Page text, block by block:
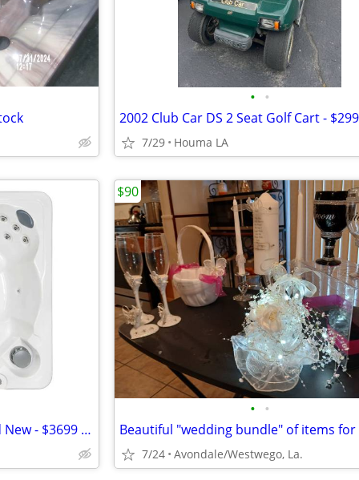
• •
2002 Club Car DS 2 Seat Golf Cart -
7/29 Houma LA
6 Person Hot Tub Tubs – Brand New - $3699 – In Stock
• •
Beautiful "wedding bundle" of items for
7/24 Avondale/Westwego, La.
$90